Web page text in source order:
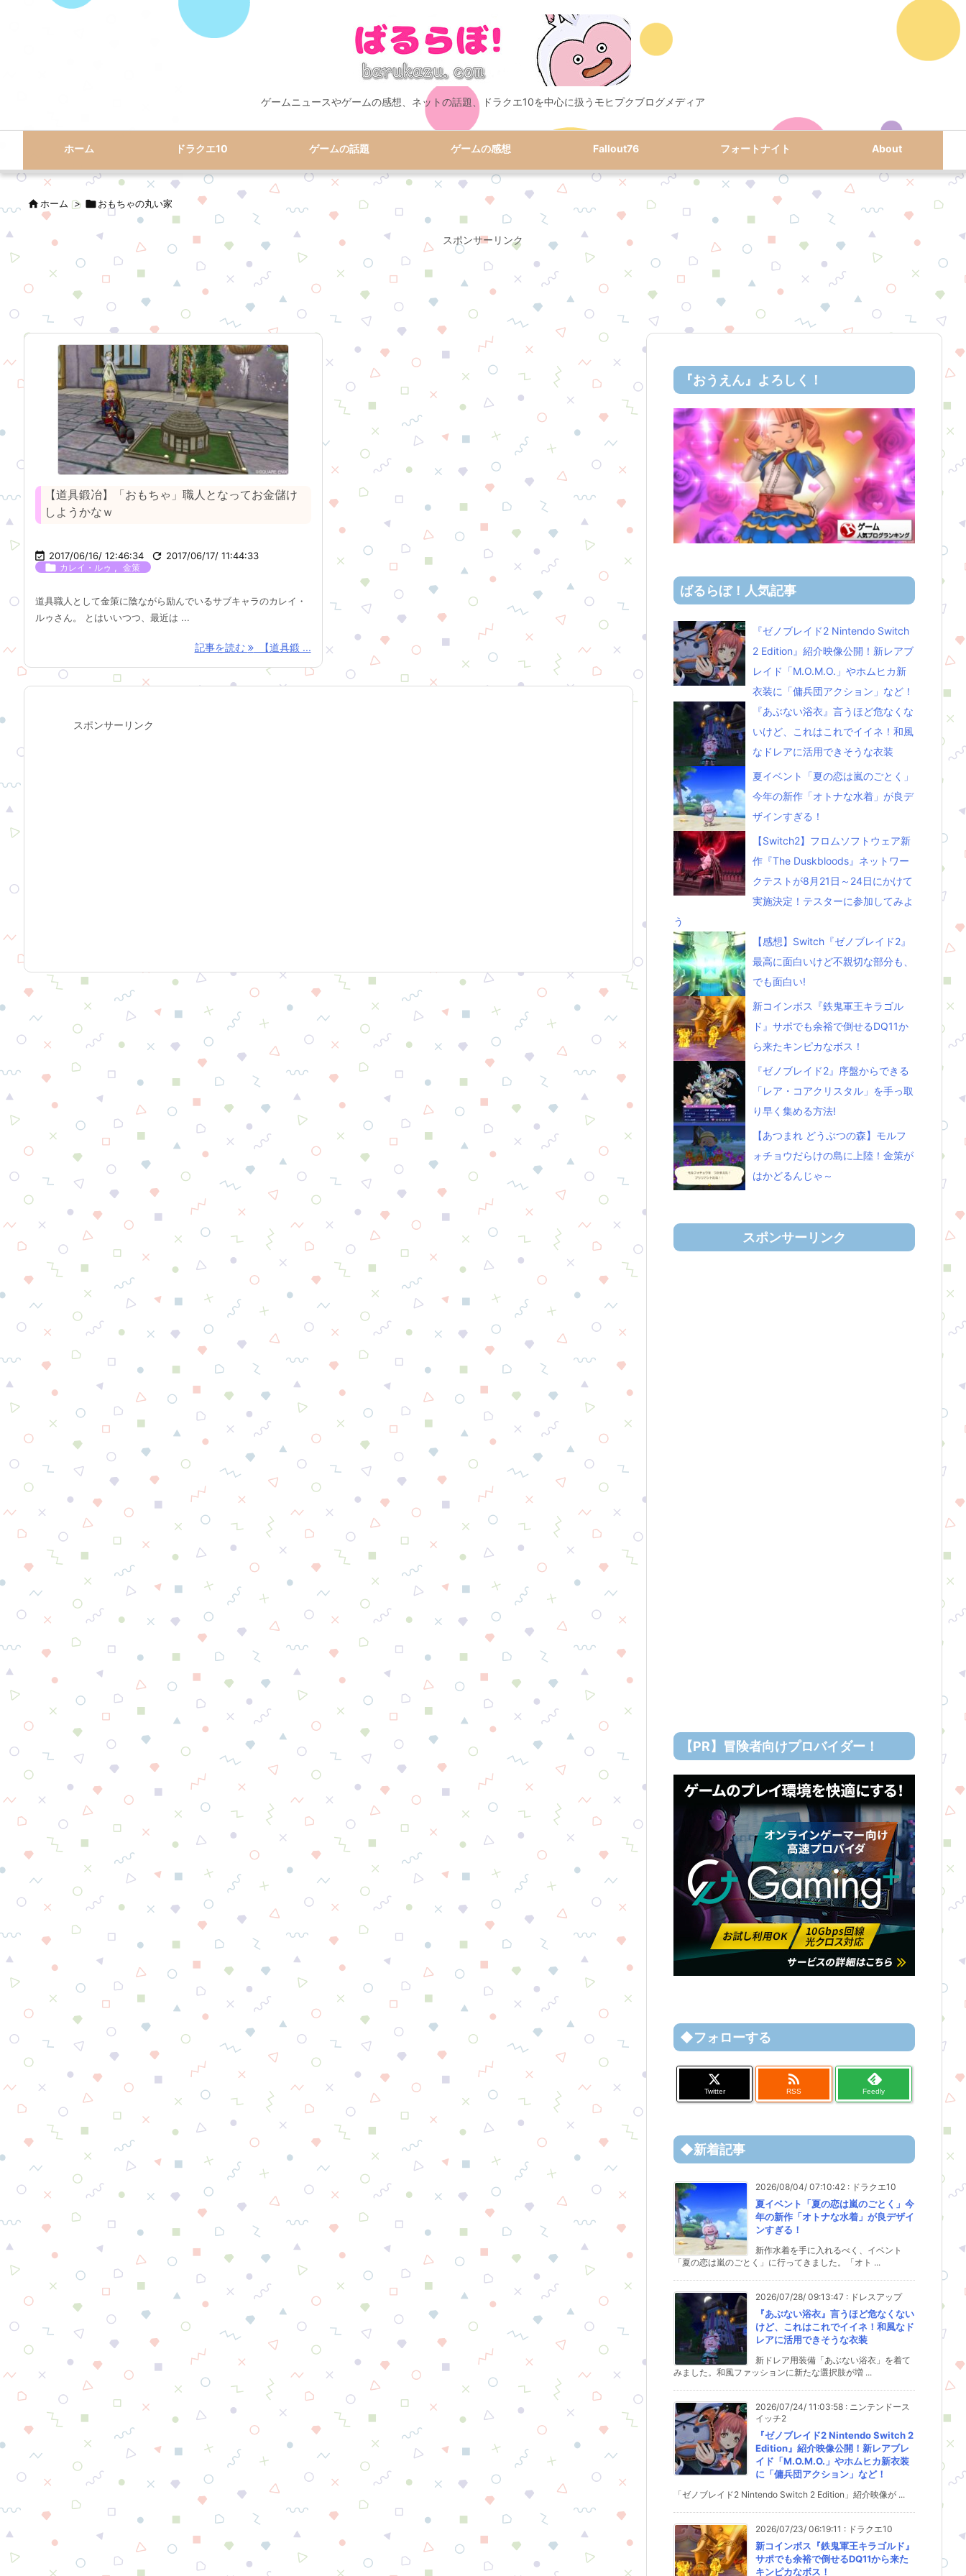
ゲームニュースやゲームの感想、ネットの話題、ドラクエ10を中心に扱うモヒプクブログメディア
ホーム ドラクエ10 ゲームの話題 ゲームの感想 Fallout76 フォートナイト About
ホーム > おもちゃの丸い家
スポンサーリンク
【道具鍛冶】「おもちゃ」職人となってお金儲け
しようかなｗ
 2017/06/16/ 12:46:34  2017/06/17/ 11:44:33
 カレイ・ルゥ 金策
道具職人として金策に陰ながら励んでいるサブキャラのカレイ・
ルゥさん。 とはいいつつ、最近は ...
記事を読む 【道具鍛 ...
スポンサーリンク
『おうえん』よろしく！
ばるらぼ！人気記事
『ゼノブレイド2 Nintendo Switch
2 Edition』紹介映像公開！新レアブ
レイド「M.O.M.O.」やホムヒカ新
衣装に「傭兵団アクション」など！
『あぶない浴衣』言うほど危なくな
いけど、これはこれでイイネ！和風
なドレアに活用できそうな衣装
夏イベント「夏の恋は嵐のごとく」
今年の新作「オトナな水着」が良デ
ザインすぎる！
【Switch2】フロムソフトウェア新
作『The Duskbloods』ネットワー
クテストが8月21日～24日にかけて
実施決定！テスターに参加してみよ
う
【感想】Switch『ゼノブレイド2』
最高に面白いけど不親切な部分も、
でも面白い!
新コインボス『鉄鬼軍王キラゴル
ド』サポでも余裕で倒せるDQ11か
ら来たキンピカなボス！
『ゼノブレイド2』序盤からできる
「レア・コアクリスタル」を手っ取
り早く集める方法!
【あつまれ どうぶつの森】モルフ
ォチョウだらけの島に上陸！金策が
はかどるんじゃ～
スポンサーリンク
【PR】冒険者向けプロバイダー！
◆フォローする
Twitter

RSS Feedly
◆新着記事
2026/08/04/ 07:10:42 : ドラクエ10
夏イベント「夏の恋は嵐のごとく」今
年の新作「オトナな水着」が良デザイ
ンすぎる！
新作水着を手に入れるべく、イベント
「夏の恋は嵐のごとく」に行ってきました。「オト ...
2026/07/28/ 09:13:47 : ドレスアップ
『あぶない浴衣』言うほど危なくない
けど、これはこれでイイネ！和風なド
レアに活用できそうな衣装
新ドレア用装備「あぶない浴衣」を着て
みました。和風ファッションに新たな選択肢が増 ...
2026/07/24/ 11:03:58 : ニンテンドース
イッチ2
『ゼノブレイド2 Nintendo Switch 2
Edition』紹介映像公開！新レアブレ
イド「M.O.M.O.」やホムヒカ新衣装
に「傭兵団アクション」など！
「ゼノブレイド2 Nintendo Switch 2 Edition」紹介映像が ...
2026/07/23/ 06:19:11 : ドラクエ10
新コインボス『鉄鬼軍王キラゴルド』
サポでも余裕で倒せるDQ11から来た
キンピカなボス！